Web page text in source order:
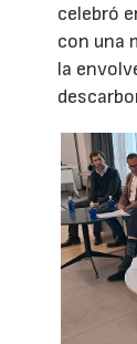
celebró
con una
la